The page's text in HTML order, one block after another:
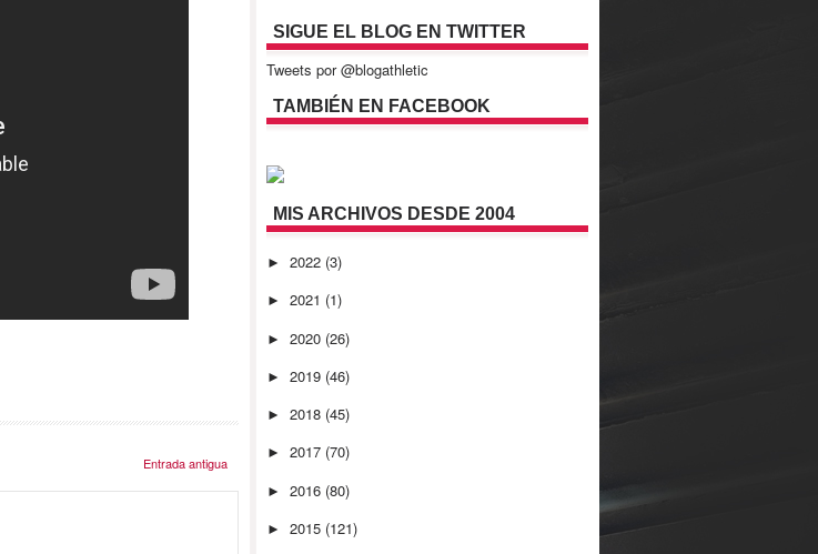
Entrada antigua
SIGUE EL BLOG EN TWITTER
Tweets por @blogathletic
TAMBIÉN EN FACEBOOK
MIS ARCHIVOS DESDE 2004
► 2022 (3)
► 2021 (1)
► 2020 (26)
► 2019 (46)
► 2018 (45)
► 2017 (70)
► 2016 (80)
► 2015 (121)